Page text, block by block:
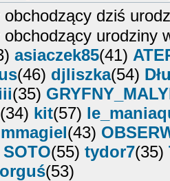
obchodzący dziś
obchodzący urodziny
asiaczek85(41)
(46) djliszka(54)
(35)
(34) kit(57)
mmagiel(43)
SOTO(55) tydor7(35)
(53)